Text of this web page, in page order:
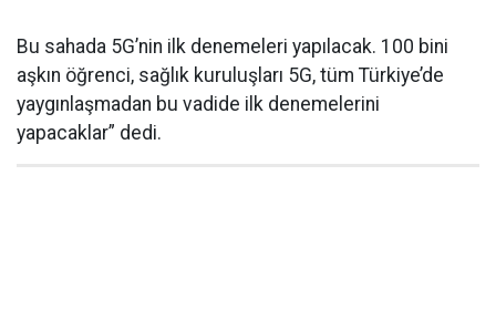
Bu sahada 5G’nin ilk denemeleri yapılacak. 100 bini
aşkın öğrenci, sağlık kuruluşları 5G, tüm Türkiye’de
yaygınlaşmadan bu vadide ilk denemelerini
yapacaklar” dedi.